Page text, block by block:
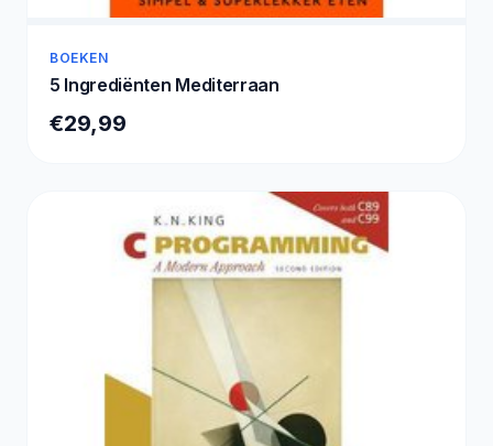
BOEKEN
5 Ingrediënten Mediterraan
€29,99